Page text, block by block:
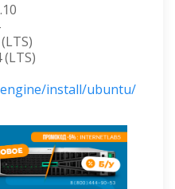
install/ubuntu/